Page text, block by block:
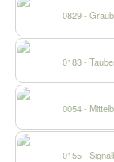
0829 -
0183 -
0054 -
0155 -